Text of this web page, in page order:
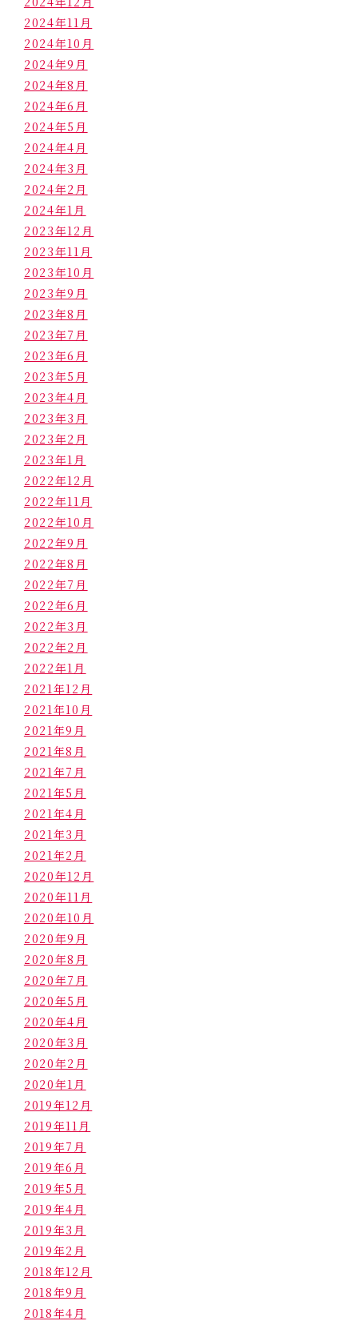
2024年11月
2024年10月
2024年9月
2024年8月
2024年6月
2024年5月
2024年4月
2024年3月
2024年2月
2024年1月
2023年12月
2023年11月
2023年10月
2023年9月
2023年8月
2023年7月
2023年6月
2023年5月
2023年4月
2023年3月
2023年2月
2023年1月
2022年12月
2022年11月
2022年10月
2022年9月
2022年8月
2022年7月
2022年6月
2022年3月
2022年2月
2022年1月
2021年12月
2021年10月
2021年9月
2021年8月
2021年7月
2021年5月
2021年4月
2021年3月
2021年2月
2020年12月
2020年11月
2020年10月
2020年9月
2020年8月
2020年7月
2020年5月
2020年4月
2020年3月
2020年2月
2020年1月
2019年12月
2019年11月
2019年7月
2019年6月
2019年5月
2019年4月
2019年3月
2019年2月
2018年12月
2018年9月
2018年4月